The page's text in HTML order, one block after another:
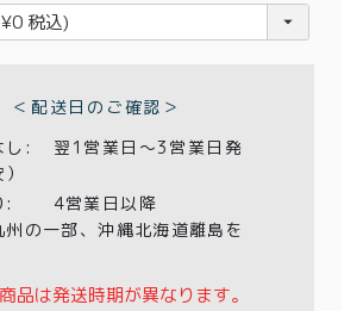
リシー
基づく表記
＜配送日のご確認＞
し:
翌1営業日〜3営業日発
:
4営業日以降
州の一部、沖縄北海道離島を
品は発送時期が異なります。